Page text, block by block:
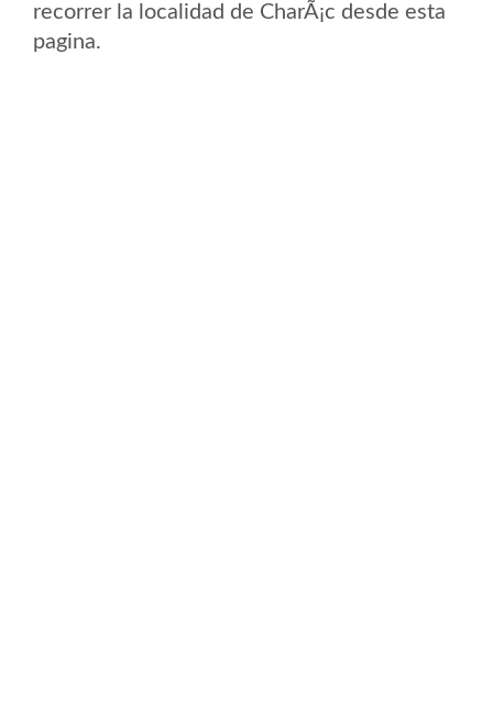
recorrer la localidad de CharÃ¡c desde esta
pagina.